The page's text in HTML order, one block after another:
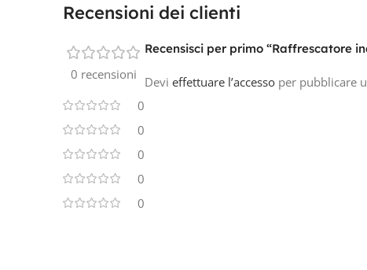
Recensioni dei clienti
0 recensioni
0
0
0
0
0
Recensisci per primo “Raffrescatore
Devi effettuare l’accesso per pubblicare